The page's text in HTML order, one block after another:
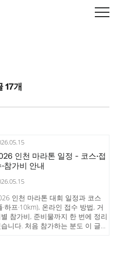
17개
인천 마라톤 일정 - 코스·접
·참가비 안내
인천 마라톤 대회 일정과 코스
·하프·10km), 온라인 접수 방법, 거
참가비, 준비물까지 한 번에 정리
니다. 처음 참가하는 분도 이 글